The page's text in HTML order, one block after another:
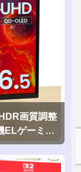
画質調整
ELゲーミン